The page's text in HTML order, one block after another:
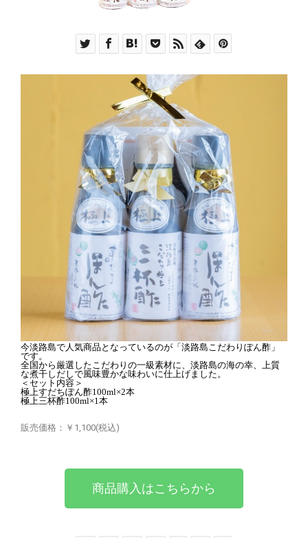
今淡路島で人気商品となっているのが「淡路島こだわりぽん酢」
です。
全国から厳選したこだわりの一級素材に、淡路島の海の幸、上質
な煮干しだしで風味豊かな味わいに仕上げました。
＜セット内容＞
極上すだちぽん酢100ml×2本
極上三杯酢100ml×1本
販売価格：￥1,100(税込)
商品購入はこちらから